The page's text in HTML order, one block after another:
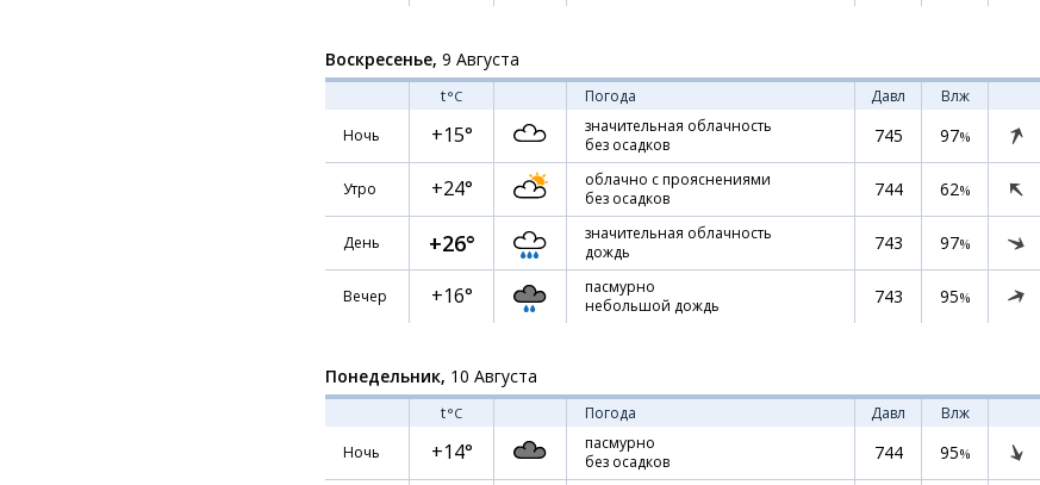
Воскресенье, 9 Августа
t°C Погода Давл Влж
Ночь
+15°
значительная облачность
без осадков
745 97%
Утро +24°
облачно с прояснениями
без осадков
744 62%
День +26°
значительная облачность
дождь
743 97%
Вечер +16°
пасмурно
небольшой дождь
743 95%
Понедельник, 10 Августа
t°C Погода Давл Влж
Ночь
+14°
пасмурно
без осадков
744 95%